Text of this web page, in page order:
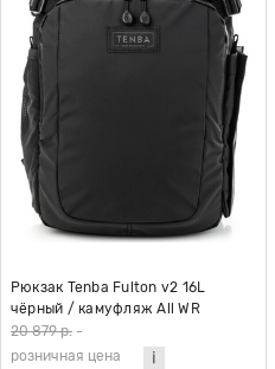
Рюкзак Tenba Fulton v2 16L
чёрный / камуфляж All WR
20 879 р. -
розничная цена